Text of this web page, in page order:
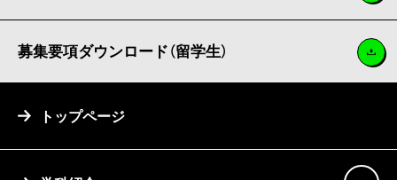
募集要項ダウンロード（留学生）
トップページ